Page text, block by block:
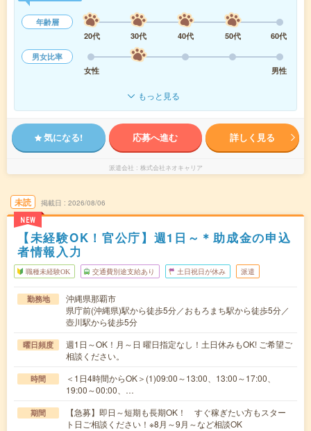
年齢層
20代
30代 40代 50代
60代
男女比率
女性
男性
もっと見る
気になる! 応募へ進む 詳しく見る
派遣会社 株式会社ネオキャリア
未読
NEW
掲載日 2026/08/06
【未経験OK！官公庁】週1日～＊助成金の申込
者情報入力
職種未経験OK 交通費別途支給あり 土日祝日が休み 派遣
勤務地
沖縄県那覇市
県庁前(沖縄県)駅から徒歩5分／おもろまち駅から徒歩5分／
壺川駅から徒歩5分
曜日頻度
週1日～OK！月～日 曜日指定なし！土日休みもOK! ご希望ご
相談ください。
時間
＜1日4時間からOK＞(1)09:00～13:00、13:00～17:00、
19:00～00:00、…
期間
【急募】即日～短期も長期OK！ すぐ稼ぎたい方もスター
ト日ご相談ください！※8月～9月～など相談OK